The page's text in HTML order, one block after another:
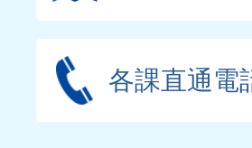
各課直通電